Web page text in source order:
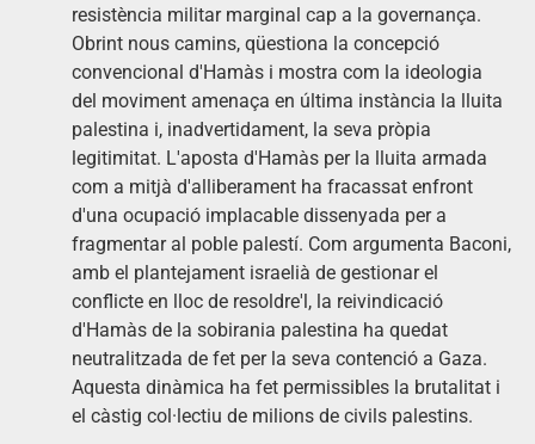
resistència militar marginal cap a la governança.
Obrint nous camins, qüestiona la concepció
convencional d'Hamàs i mostra com la ideologia
del moviment amenaça en última instància la lluita
palestina i, inadvertidament, la seva pròpia
legitimitat. L'aposta d'Hamàs per la lluita armada
com a mitjà d'alliberament ha fracassat enfront
d'una ocupació implacable dissenyada per a
fragmentar al poble palestí. Com argumenta Baconi,
amb el plantejament israelià de gestionar el
conflicte en lloc de resoldre'l, la reivindicació
d'Hamàs de la sobirania palestina ha quedat
neutralitzada de fet per la seva contenció a Gaza.
Aquesta dinàmica ha fet permissibles la brutalitat i
el càstig col·lectiu de milions de civils palestins.